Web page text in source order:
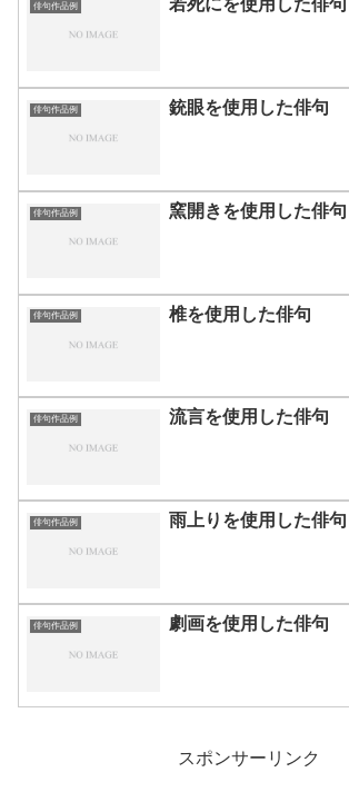
俳句作品例
俳句作品例 銃眼を使用した俳句
俳句作品例 窯開きを使用した俳句
俳句作品例 椎を使用した俳句
俳句作品例 流言を使用した俳句
俳句作品例 雨上りを使用した俳句
俳句作品例 劇画を使用した俳句
スポンサーリンク